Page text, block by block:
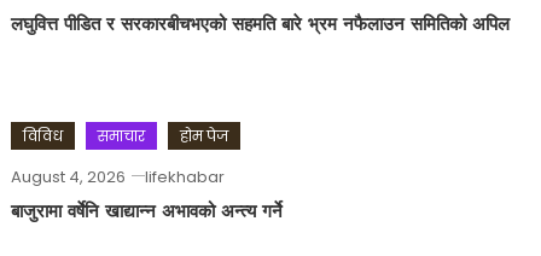
लघुवित्त पीडित र सरकारबीचभएको सहमति बारे भ्रम नफैलाउन समितिको अपिल
विविध समाचार होम पेज
August 4, 2026 lifekhabar
बाजुरामा वर्षेनि खाद्यान्न अभावको अन्त्य गर्ने